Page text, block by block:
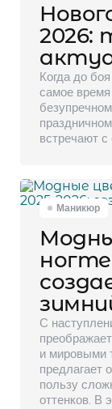
2026:
Когда до
самое
встречают
Маникюр
С
и мировыми
предлагает
пользу
оттенков. В